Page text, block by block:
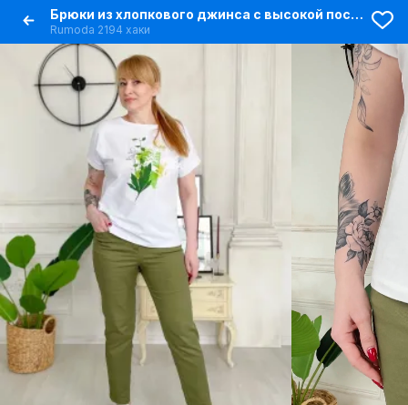
Брюки из хлопкового джинса с высокой посадкой
Rumoda 2194 хаки